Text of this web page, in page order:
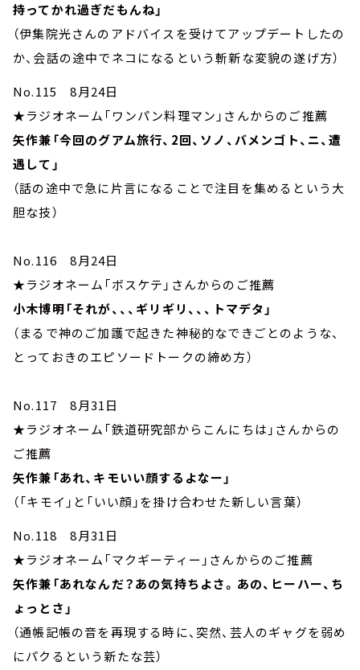
持ってかれ過ぎだもんね」
（伊集院光さんのアドバイスを受けてアップデートしたの
か、会話の途中でネコになるという斬新な変貌の遂げ方）
No.115 8月24日
★ラジオネーム「ワンパン料理マン」さんからのご推薦
矢作兼「今回のグアム旅行、2回、ソノ、バメンゴト、ニ、遭
遇して」
（話の途中で急に片言になることで注目を集めるという大
胆な技）
No.116 8月24日
★ラジオネーム「ボスケテ」さんからのご推薦
小木博明「それが、、、ギリギリ、、、トマデタ」
（まるで神のご加護で起きた神秘的なできごとのような、
とっておきのエピソードトークの締め方）
No.117 8月31日
★ラジオネーム「鉄道研究部からこんにちは」さんからの
ご推薦
矢作兼「あれ、キモいい顔するよなー」
（「キモイ」と「いい顔」を掛け合わせた新しい言葉）
No.118 8月31日
★ラジオネーム「マクギーティー」さんからのご推薦
矢作兼「あれなんだ？あの気持ちよさ。あの、ヒーハー、ち
ょっとさ」
（通帳記帳の音を再現する時に、突然、芸人のギャグを弱め
にパクるという新たな芸）